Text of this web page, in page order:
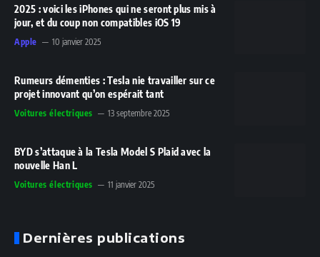
2025 : voici les iPhones qui ne seront plus mis à
jour, et du coup non compatibles iOS 19
Apple 10 janvier 2025
Rumeurs démenties : Tesla nie travailler sur ce
projet innovant qu’on espérait tant
Voitures électriques 13 septembre 2025
BYD s’attaque à la Tesla Model S Plaid avec la
nouvelle Han L
Voitures électriques 11 janvier 2025
Dernières publications